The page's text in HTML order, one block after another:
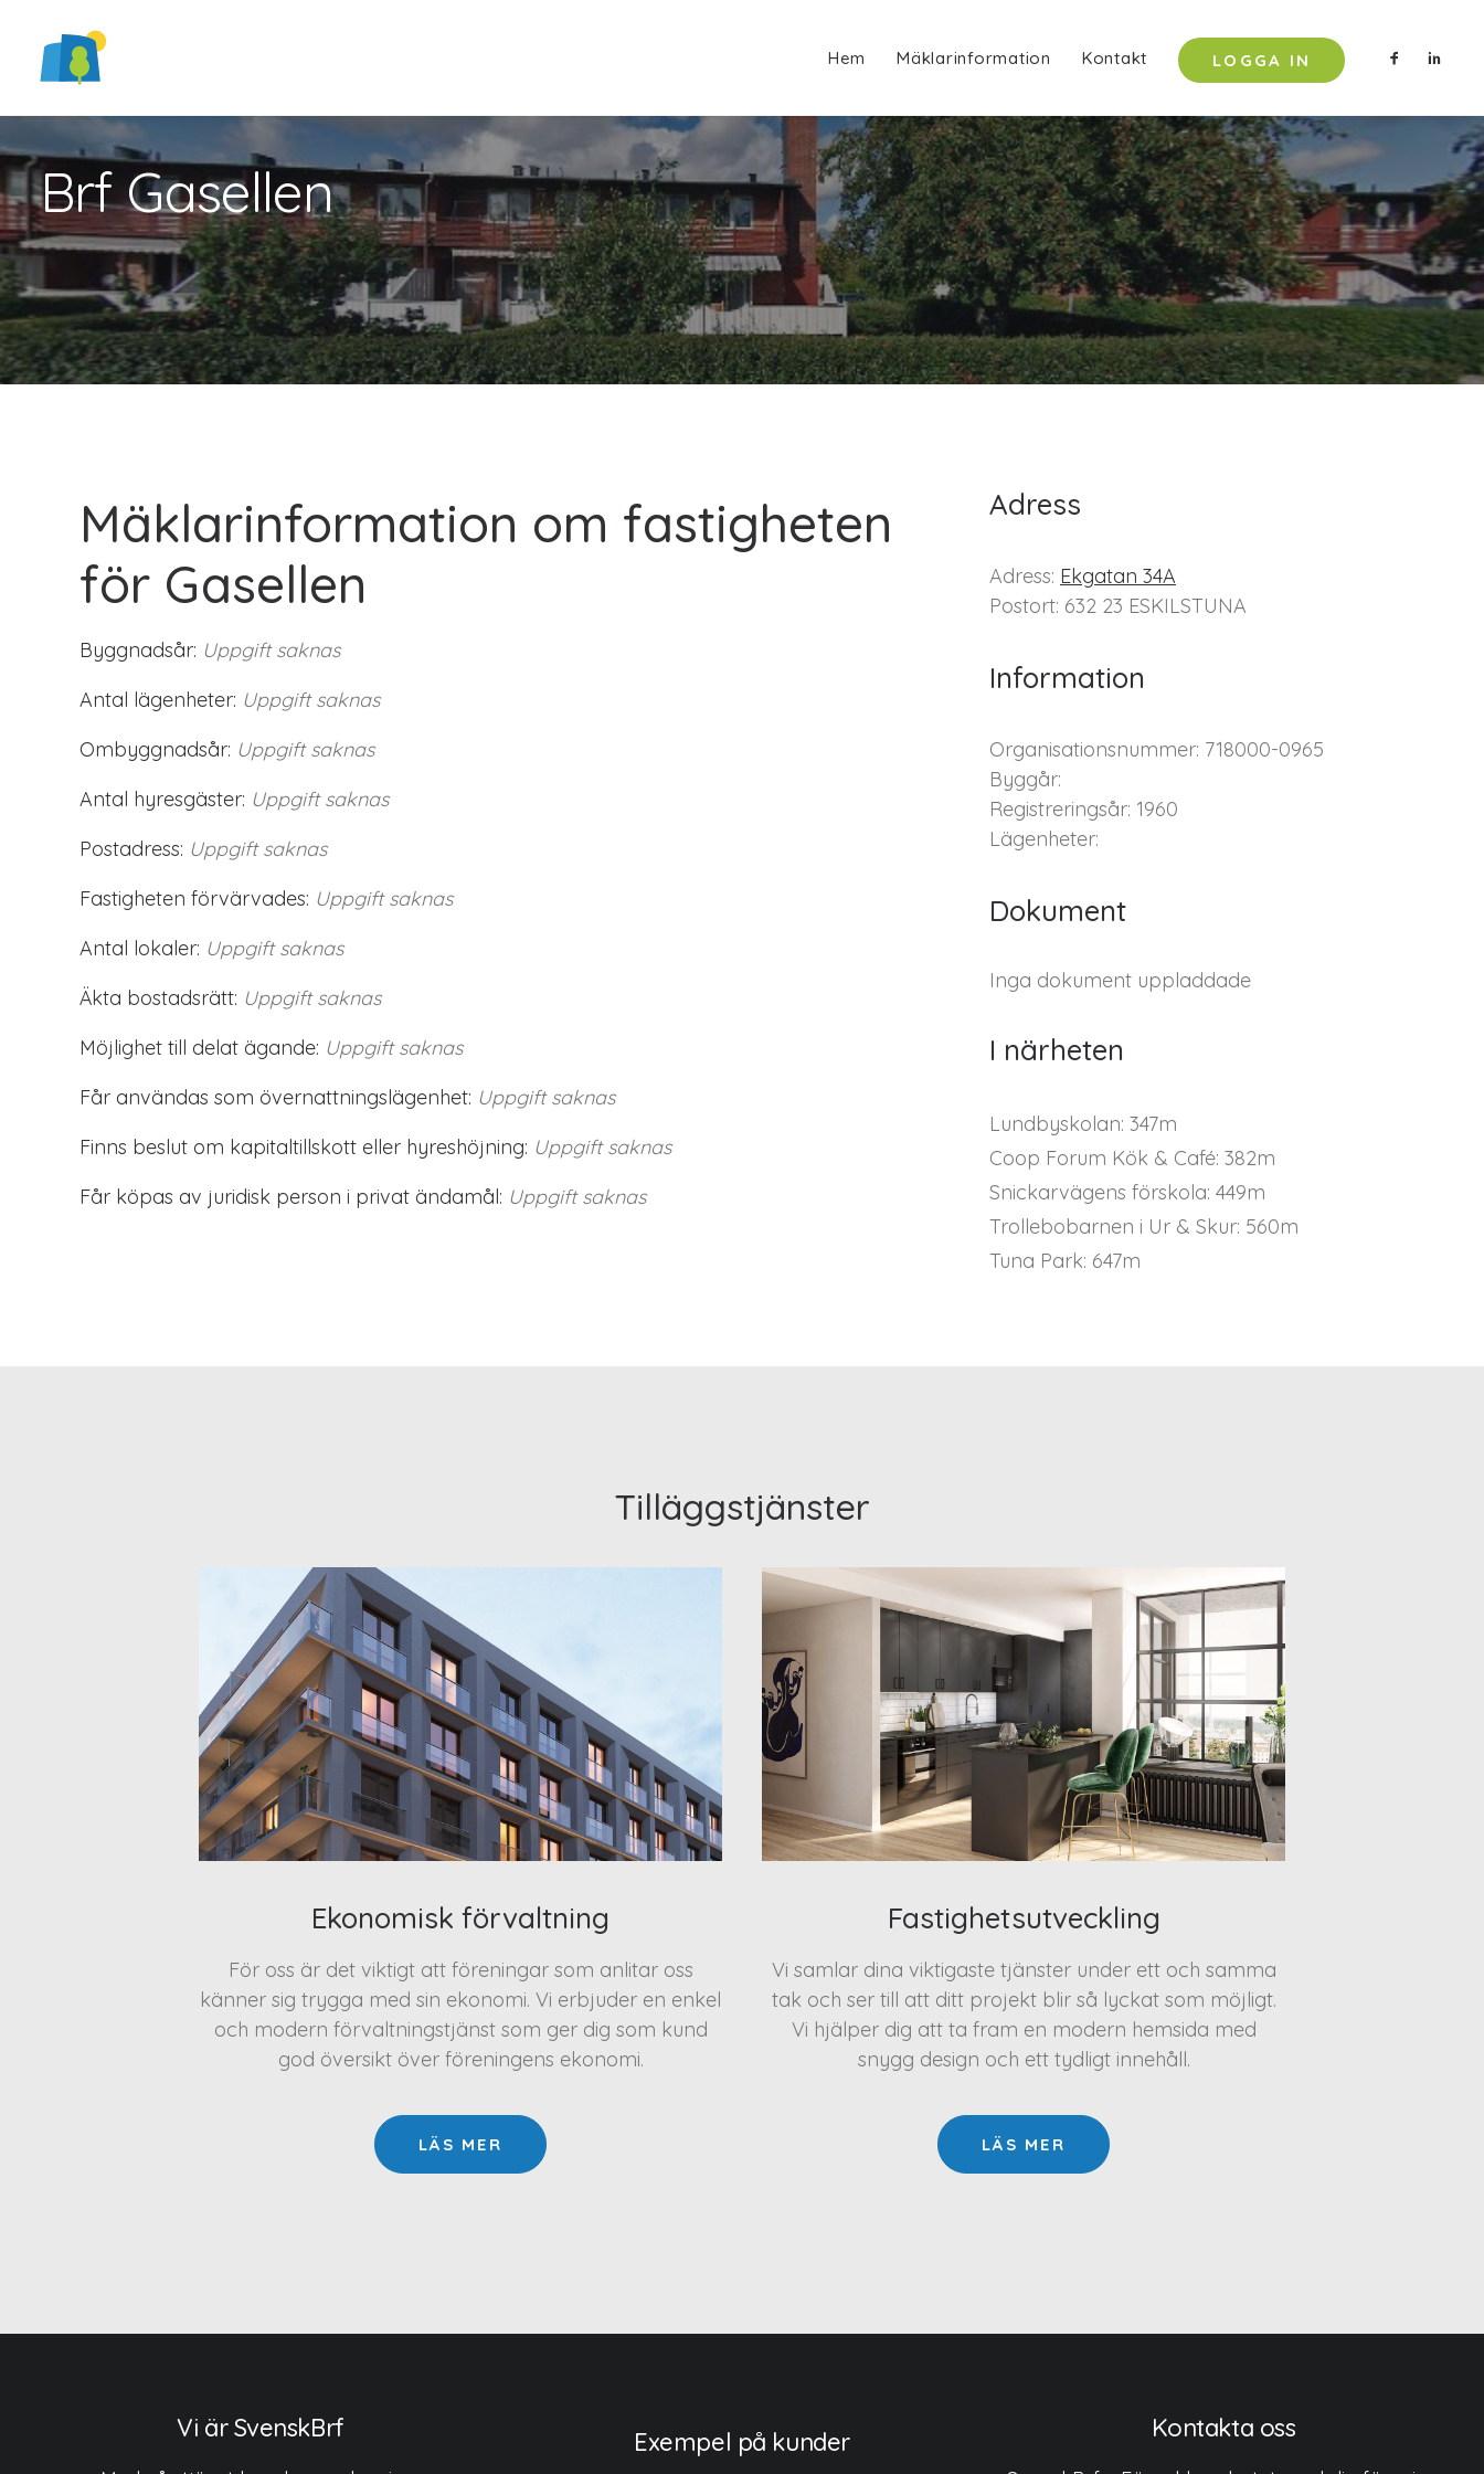
Hem Mäklarinformation Kontakt LOGGA IN
Brf Gasellen
Mäklarinformation om fastigheten
för Gasellen
Byggnadsår: Uppgift saknas
Antal lägenheter: Uppgift saknas
Ombyggnadsår: Uppgift saknas
Antal hyresgäster: Uppgift saknas
Postadress: Uppgift saknas
Fastigheten förvärvades: Uppgift saknas
Antal lokaler: Uppgift saknas
Äkta bostadsrätt: Uppgift saknas
Möjlighet till delat ägande: Uppgift saknas
Får användas som övernattningslägenhet: Uppgift saknas
Finns beslut om kapitaltillskott eller hyreshöjning: Uppgift saknas
Får köpas av juridisk person i privat ändamål: Uppgift saknas
Adress
Adress: Ekgatan 34A
Postort: 632 23 ESKILSTUNA
Information
Organisationsnummer: 718000-0965
Byggår:
Registreringsår: 1960
Lägenheter:
Dokument
Inga dokument uppladdade
I närheten
Lundbyskolan: 347m
Coop Forum Kök & Café: 382m
Snickarvägens förskola: 449m
Trollebobarnen i Ur & Skur: 560m
Tuna Park: 647m
Tilläggstjänster
Ekonomisk förvaltning
För oss är det viktigt att föreningar som anlitar oss
känner sig trygga med sin ekonomi. Vi erbjuder en enkel
och modern förvaltningstjänst som ger dig som kund
god översikt över föreningens ekonomi.
LÄS MER
Fastighetsutveckling
Vi samlar dina viktigaste tjänster under ett och samma
tak och ser till att ditt projekt blir så lyckat som möjligt.
Vi hjälper dig att ta fram en modern hemsida med
snygg design och ett tydligt innehåll.
LÄS MER
Vi är SvenskBrf Exempel på kunder Kontakta oss